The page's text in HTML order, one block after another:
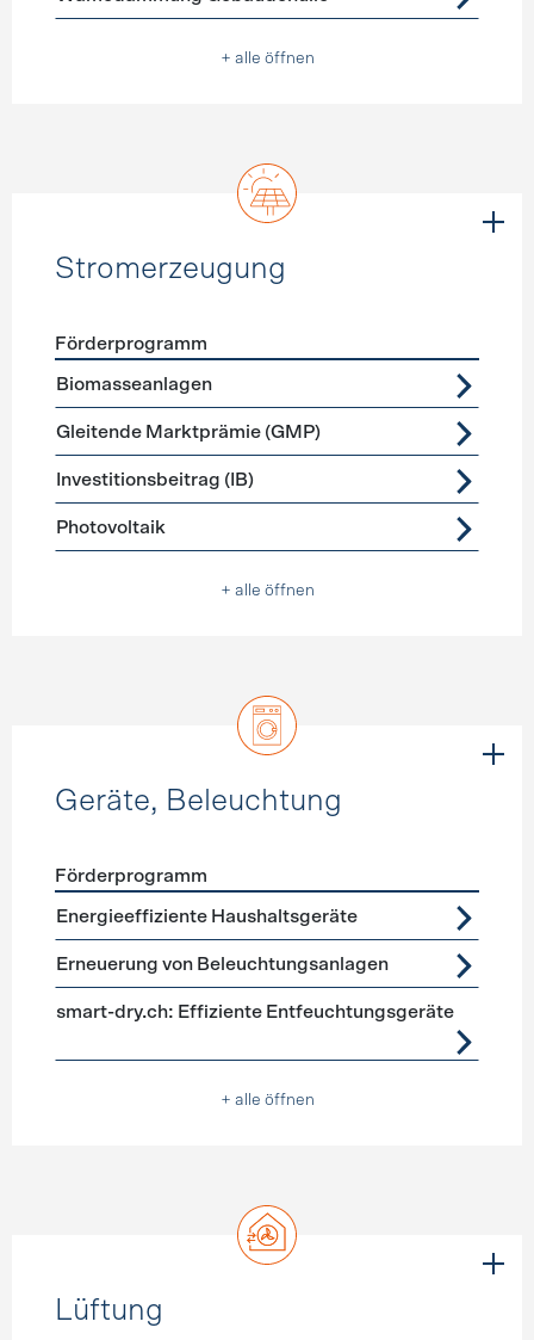
+ alle öffnen
Stromerzeugung
Förderprogramme
Förderprogramm
Biomasseanlagen
Gleitende Marktprämie (GMP)
Investitionsbeitrag (IB)
Photovoltaik
+ alle öffnen
Geräte, Beleuchtung
Förderprogramme Geräte, Beleuchtung
Förderprogramm
Energieeffiziente Haushaltsgeräte
Erneuerung von Beleuchtungsanlagen
smart-dry.ch: Effiziente Entfeuchtungsgeräte
+ alle öffnen
Lüftung